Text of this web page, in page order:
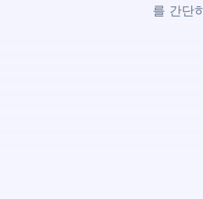
를 간단